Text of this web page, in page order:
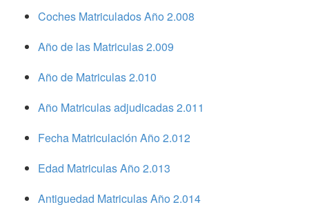
Coches Matriculados Año 2.008
Año de las Matriculas 2.009
Año de Matriculas 2.010
Año Matriculas adjudicadas 2.011
Fecha Matriculación Año 2.012
Edad Matriculas Año 2.013
Antiguedad Matriculas Año 2.014